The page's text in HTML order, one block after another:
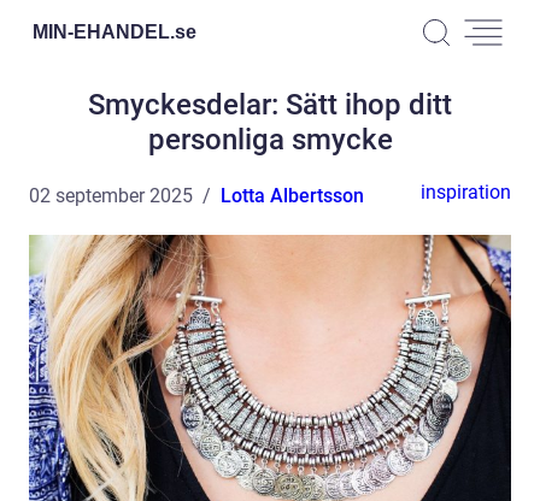
MIN-EHANDEL.se
Smyckesdelar: Sätt ihop ditt
personliga smycke
02 september 2025 Lotta Albertsson inspiration